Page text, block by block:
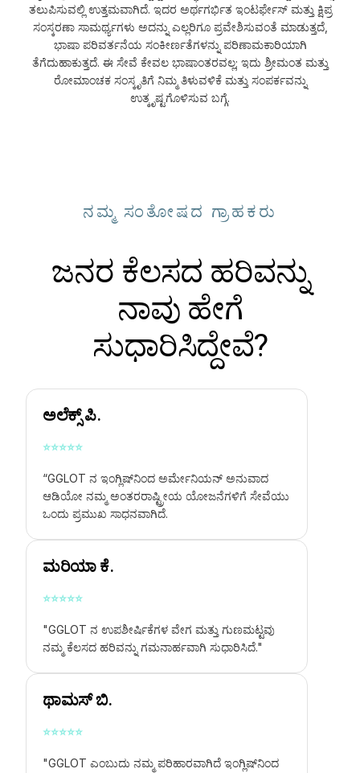
ತಲುಪಿಸುವಲ್ಲಿ ಉತ್ತಮವಾಗಿದೆ. ಇದರ ಅರ್ಥಗರ್ಭಿತ ಇಂಟರ್ಫೇಸ್ ಮತ್ತು ಕ್ಷಿಪ್ರ
ಸಂಸ್ಕರಣಾ ಸಾಮರ್ಥ್ಯಗಳು ಅದನ್ನು ಎಲ್ಲರಿಗೂ ಪ್ರವೇಶಿಸುವಂತೆ ಮಾಡುತ್ತದೆ,
ಭಾಷಾ ಪರಿವರ್ತನೆಯ ಸಂಕೀರ್ಣತೆಗಳನ್ನು ಪರಿಣಾಮಕಾರಿಯಾಗಿ
ತೆಗೆದುಹಾಕುತ್ತದೆ. ಈ ಸೇವೆ ಕೇವಲ ಭಾಷಾಂತರವಲ್ಲ; ಇದು ಶ್ರೀಮಂತ ಮತ್ತು
ರೋಮಾಂಚಕ ಸಂಸ್ಕೃತಿಗೆ ನಿಮ್ಮ ತಿಳುವಳಿಕೆ ಮತ್ತು ಸಂಪರ್ಕವನ್ನು
ಉತ್ಕೃಷ್ಟಗೊಳಿಸುವ ಬಗ್ಗೆ.
ನಮ್ಮ ಸಂತೋಷದ ಗ್ರಾಹಕರು
ಜನರ ಕೆಲಸದ ಹರಿವನ್ನು
ನಾವು ಹೇಗೆ
ಸುಧಾರಿಸಿದ್ದೇವೆ?
ಅಲೆಕ್ಸ್ ಪಿ.
⭐⭐⭐⭐⭐
“GGLOT ನಇಂಗ್ಲಿಷ್‌ನಿಂದ ಅರ್ಮೇನಿಯನ್ ಅನುವಾದ
ಆಡಿಯೋ ನಮ್ಮ ಅಂತರರಾಷ್ಟ್ರೀಯ ಯೋಜನೆಗಳಿಗೆ ಸೇವೆಯು
ಒಂದು ಪ್ರಮುಖ ಸಾಧನವಾಗಿದೆ.
ಮರಿಯಾ ಕೆ.
⭐⭐⭐⭐⭐
"GGLOT ನ ಉಪಶೀರ್ಷಿಕೆಗಳ ವೇಗ ಮತ್ತು ಗುಣಮಟ್ಟವು
ನಮ್ಮ ಕೆಲಸದ ಹರಿವನ್ನು ಗಮನಾರ್ಹವಾಗಿ ಸುಧಾರಿಸಿದೆ."
ಥಾಮಸ್ ಬಿ.
⭐⭐⭐⭐⭐
"GGLOT ಎಂಬುದು ನಮ್ಮ ಪರಿಹಾರವಾಗಿದೆಇಂಗ್ಲಿಷ್‌ನಿಂದ